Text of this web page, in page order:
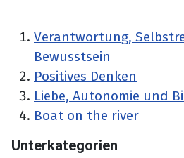
Verantwortung,
Bewusstsein
Positives Denken
Liebe, Autonomie und
Boat on the river
Unterkategorien